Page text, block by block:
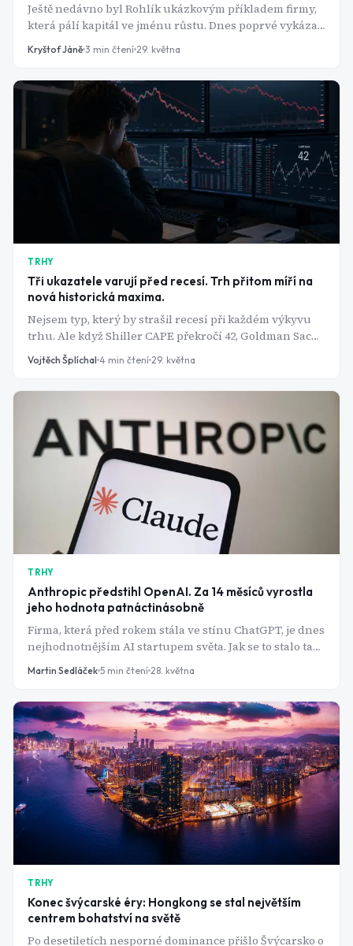
Ještě nedávno byl Rohlík ukázkovým příkladem firmy,
která pálí kapitál ve jménu růstu. Dnes poprvé vykázal
zisk na úrovni celé skupiny, expanduje v Německu a z
vlastní technologie buduje nový byznys. Po letech
český online supermarket nevydá na burzu.
Kryštof Jáně 3 min čtení 29. května
TRHY
Tři ukazatele varují před recesí. Trh přitom míří na
nová historická maxima.
Nejsem typ, který by strašil recesí při každém výkyvu
trhu. Ale když Shiller CAPE překročí 42, Goldman Sachs
zvedne pravděpodobnost recese na 30 % a výnosová
křivka se normalizuje po dvou letech inverze -
Vojtěch Šplíchal 4 min čtení 29. května
TRHY
Anthropic předstihl OpenAI. Za 14 měsíců vyrostla
jeho hodnota patnáctinásobně
Firma, která před rokem stála ve stínu ChatGPT, je dnes
nejhodnotnějším AI startupem světa. Jak se to stalo tak
rychle?
Martin Sedláček 5 min čtení 28. května
TRHY
Konec švýcarské éry: Hongkong se stal největším
centrem bohatství na světě
Po desetiletích nesporné dominance přišlo Švýcarsko o